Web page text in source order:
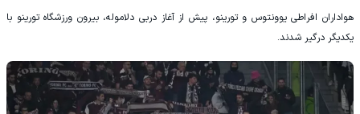
هواداران افراطی یوونتوس و تورینو، پیش از آغاز دربی دلاموله، بیرون ورزشگاه تورینو با
یکدیگر درگیر شدند.